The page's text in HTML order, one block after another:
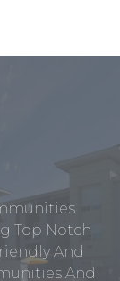
Top Notch
And
And